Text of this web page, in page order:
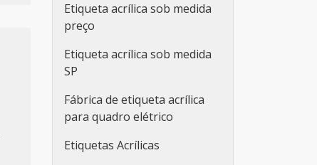
Etiqueta acrílica sob medida
preço
Etiqueta acrílica sob medida
SP
Fábrica de etiqueta acrílica
para quadro elétrico
Etiquetas Acrílicas